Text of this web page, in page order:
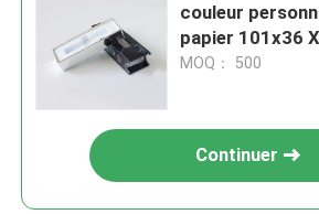
couleur
papier 101x36
MOQ： 500
Continuer